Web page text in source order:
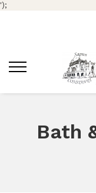
');
Bath